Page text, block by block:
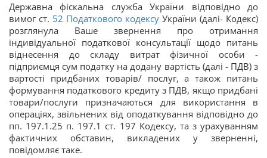
Державна фіскальна служба України відповідно до
вимог ст. 52 Податкового кодексу України (далі- Кодекс)
розглянула Ваше звернення про отримання
індивідуальної податкової консультації щодо питань
віднесення до складу витрат фізичної особи -
підприємця сум податку на додану вартість (далі - ПДВ) з
вартості придбаних товарів/ послуг, а також питань
формування податкового кредиту з ПДВ, якщо придбані
товари/послуги призначаються для використання в
операціях, звільнених від оподаткування відповідно до
пп. 197.1.25 п. 197.1 ст. 197 Кодексу, та з урахуванням
фактичних обставин, викладених у зверненні,
повідомляє таке.